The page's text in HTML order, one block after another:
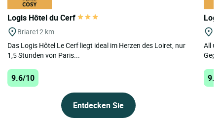
Logis Hôtel du Cerf
Briare12 km
Das Logis Hôtel Le Cerf liegt ideal im Herzen des Loiret, nur
1,5 Stunden von Paris...
9.6/10
Entdecken Sie
All